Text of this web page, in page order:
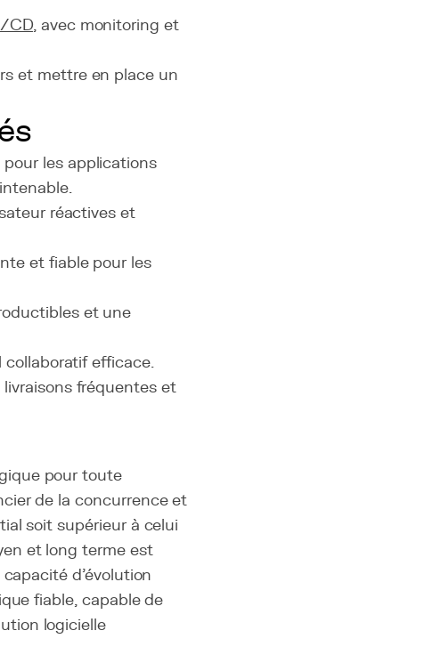
CD, avec monitoring et
et mettre en place un
les applications
réactives et
et fiable pour les
et une
efficace.
fréquentes et
pour toute
de la concurrence et
soit supérieur à celui
et long terme est
d'évolution
fiable, capable de
logicielle